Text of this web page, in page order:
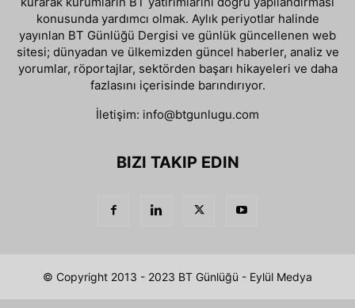
konusunda yardımcı olmak. Aylık periyotlar halinde
yayınlan BT Günlüğü Dergisi ve günlük güncellenen web
sitesi; dünyadan ve ülkemizden güncel haberler, analiz ve
yorumlar, röportajlar, sektörden başarı hikayeleri ve daha
fazlasını içerisinde barındırıyor.
İletişim: info@btgunlugu.com
BIZI TAKIP EDIN
© Copyright 2013 - 2023 BT Günlüğü - Eylül Medya